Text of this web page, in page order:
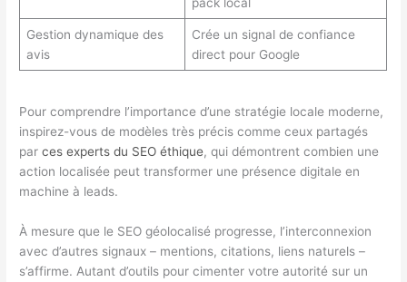
Gestion dynamique des
avis
Crée un signal de confiance
direct pour Google
Pour comprendre l’importance d’une stratégie locale moderne,
inspirez-vous de modèles très précis comme ceux partagés
parces experts du SEO éthique, qui démontrent combien une
action localisée peut transformer une présence digitale en
machine à leads.
À mesure que le SEO géolocalisé progresse, l’interconnexion
avec d’autres signaux – mentions, citations, liens naturels –
s’affirme. Autant d’outils pour cimenter votre autorité sur un